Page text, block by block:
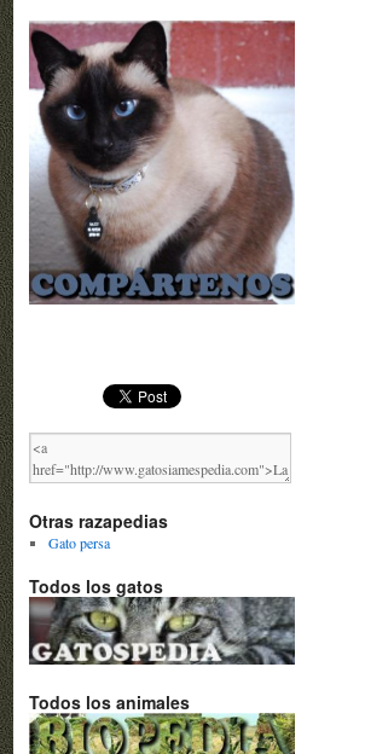
Otras razapedias
Gato persa
Todos los gatos
Todos los animales